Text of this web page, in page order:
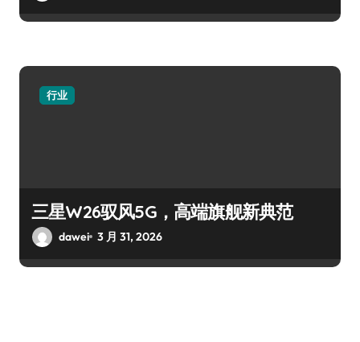
行业
三星W26驭风5G，高端旗舰新典范
dawei 3 月 31, 2026